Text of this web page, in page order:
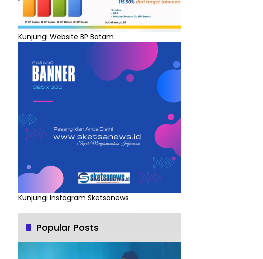
Kunjungi Website BP Batam
Kunjungi Instagram Sketsanews
Popular Posts